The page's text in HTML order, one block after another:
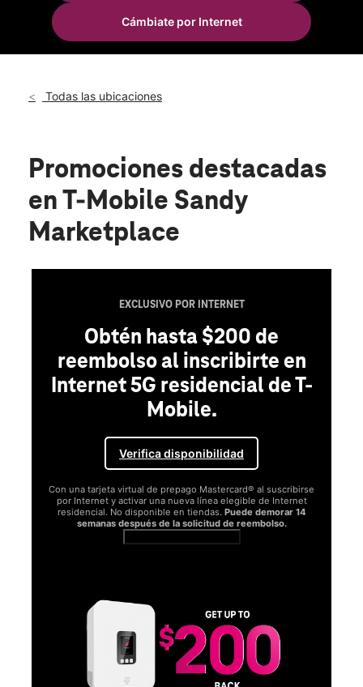
Mié.:
Jue.:
10:00 a.m. a 8:00 p.m.
36655 Hwy 26 Sandy, OR 97055
Cámbiate por Internet
Todas las ubicaciones
Promociones destacadas
en T-Mobile Sandy
Marketplace
EXCLUSIVO POR INTERNET
Obtén hasta $200 de
reembolso al inscribirte en
Internet 5G residencial de T-
Mobile.
Verifica disponibilidad
Con una tarjeta virtual de prepago Mastercard® al suscribirse
por Internet y activar una nueva línea elegible de Internet
residencial. No disponible en tiendas. Puede demorar 14
semanas después de la solicitud de reembolso.